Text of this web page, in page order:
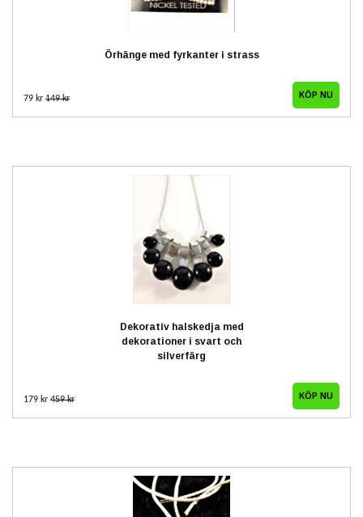
Örhänge med fyrkanter i strass
79 kr 149 kr
Dekorativ halskedja med
dekorationer i svart och
silverfärg
179 kr 459 kr